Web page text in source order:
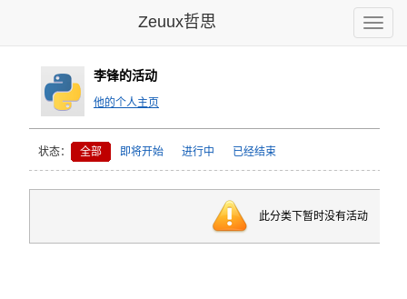
Toggle
Zeuux哲思
李锋的活动
他的个人主页
状态： 全部 即将开始 进行中 已经结束
此分类下暂时没有活动